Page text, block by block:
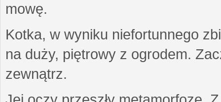
mowę.
Kotka, w wyniku niefortunnego
na duży, piętrowy z ogrodem.
zewnątrz.